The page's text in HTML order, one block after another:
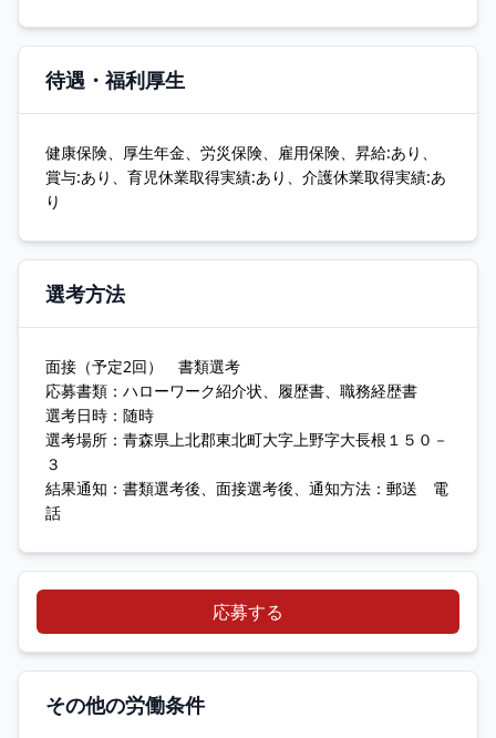
待遇・福利厚生
健康保険、厚生年金、労災保険、雇用保険、昇給:あり、
賞与:あり、育児休業取得実績:あり、介護休業取得実績:あ
り
選考方法
面接（予定2回） 書類選考
応募書類：ハローワーク紹介状、履歴書、職務経歴書
選考日時：随時
選考場所：青森県上北郡東北町大字上野字大長根１５０－
３
結果通知：書類選考後、面接選考後、通知方法：郵送 電
話
応募する
その他の労働条件